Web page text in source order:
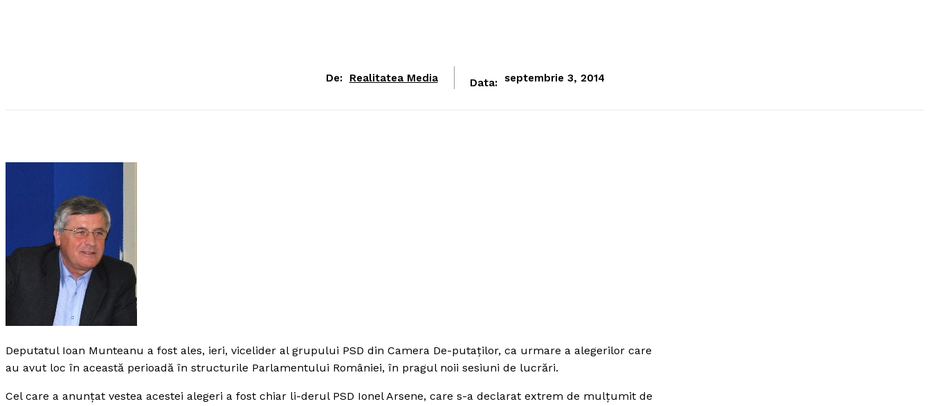
De: Realitatea Media Data: septembrie 3, 2014
Deputatul Ioan Munteanu a fost ales, ieri, vicelider al grupului PSD din Camera De-putaţilor, ca urmare a alegerilor care
au avut loc în această perioadă în structurile Parlamentului României, în pragul noii sesiuni de lucrări.
Cel care a anunţat vestea acestei alegeri a fost chiar li-derul PSD Ionel Arsene, care s-a declarat extrem de mulţumit de